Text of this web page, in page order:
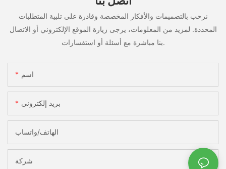
نرحب بالتصميمات والأفكار المخصصة وقادرة على تلبية المتطلبات
المحددة. لمزيد من المعلومات، يرجى زيارة الموقع الإلكتروني أو الاتصال
بنا مباشرة مع أسئلة أو استفسارات.
اسم
بريد إلكتروني
الهاتف/واتساب
شركة